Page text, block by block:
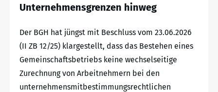
Unternehmensgrenzen hinweg
Der BGH hat jüngst mit Beschluss vom 23.06.2026
(II ZB 12/25) klargestellt, dass das Bestehen eines
Gemeinschaftsbetriebs keine wechselseitige
Zurechnung von Arbeitnehmern bei den
unternehmensmitbestimmungsrechtlichen